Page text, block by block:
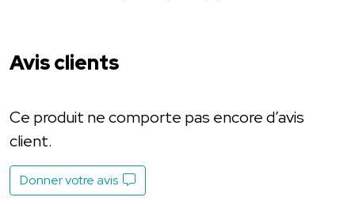
Avis clients
Ce produit ne comporte pas encore d’avis
client.
Donner votre avis